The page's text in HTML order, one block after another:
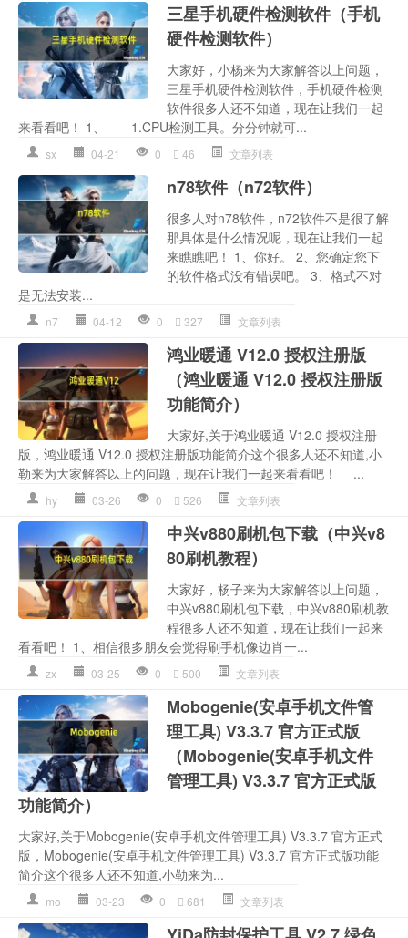
三星手机硬件检测软件（手机
硬件检测软件）
大家好，小杨来为大家解答以上问题，
三星手机硬件检测软件，手机硬件检测
软件很多人还不知道，现在让我们一起
来看看吧！ 1、 1.CPU检测工具。分分钟就可...
sx 04-21 0 46 文章列表
n78软件（n72软件）
很多人对n78软件，n72软件不是很了解
那具体是什么情况呢，现在让我们一起
来瞧瞧吧！ 1、你好。 2、您确定您下
的软件格式没有错误吧。 3、格式不对
是无法安装...
n7 04-12 0 327 文章列表
鸿业暖通 V12.0 授权注册版
（鸿业暖通 V12.0 授权注册版
功能简介）
大家好,关于鸿业暖通 V12.0 授权注册
版，鸿业暖通 V12.0 授权注册版功能简介这个很多人还不知道,小
勒来为大家解答以上的问题，现在让我们一起来看看吧！ ...
hy 03-26 0 526 文章列表
中兴v880刷机包下载（中兴v8
80刷机教程）
大家好，杨子来为大家解答以上问题，
中兴v880刷机包下载，中兴v880刷机教
程很多人还不知道，现在让我们一起来
看看吧！ 1、相信很多朋友会觉得刷手机像边肖一...
zx 03-25 0 500 文章列表
Mobogenie(安卓手机文件管
理工具) V3.3.7 官方正式版
（Mobogenie(安卓手机文件
管理工具) V3.3.7 官方正式版
功能简介）
大家好,关于Mobogenie(安卓手机文件管理工具) V3.3.7 官方正式
版，Mobogenie(安卓手机文件管理工具) V3.3.7 官方正式版功能
简介这个很多人还不知道,小勒来为...
mo 03-23 0 681 文章列表